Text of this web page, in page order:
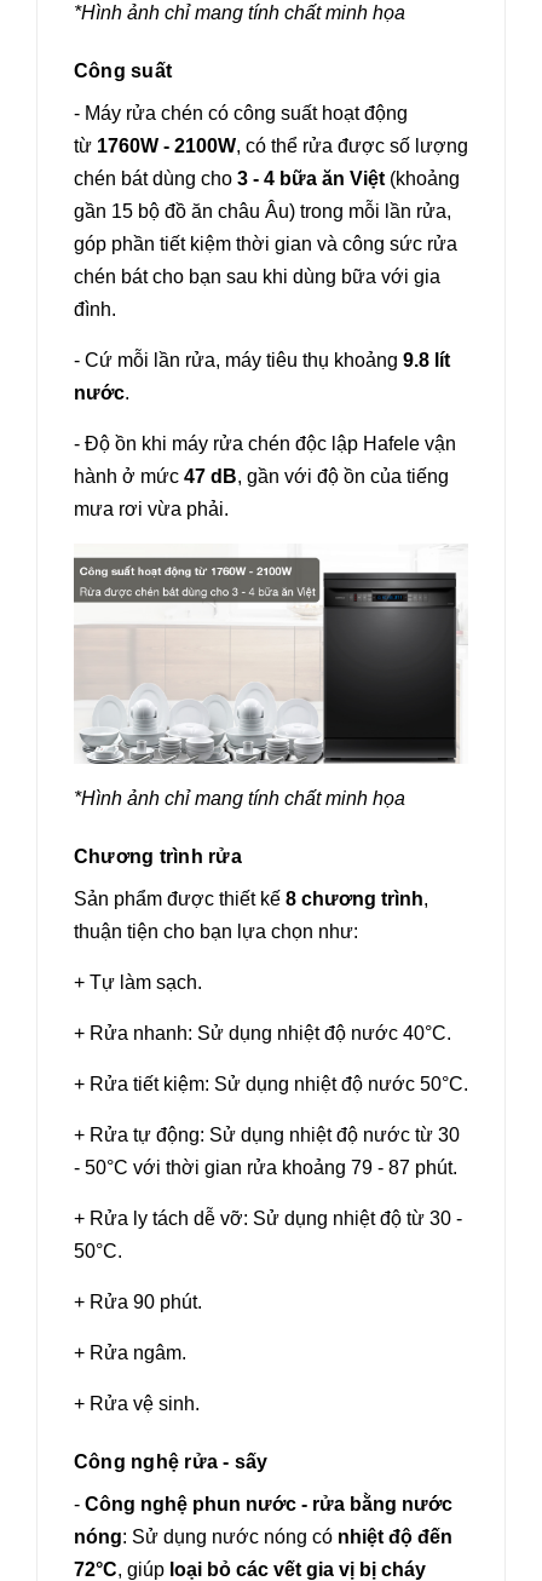
*Hình ảnh chỉ mang tính chất minh họa
Công suất
- Máy rửa chén có công suất hoạt động
từ 1760W - 2100W, có thể rửa được số lượng
chén bát dùng cho 3 - 4 bữa ăn Việt (khoảng
gần 15 bộ đồ ăn châu Âu) trong mỗi lần rửa,
góp phần tiết kiệm thời gian và công sức rửa
chén bát cho bạn sau khi dùng bữa với gia
đình.
- Cứ mỗi lần rửa, máy tiêu thụ khoảng 9.8 lít
nước.
- Độ ồn khi máy rửa chén độc lập Hafele vận
hành ở mức 47 dB, gần với độ ồn của tiếng
mưa rơi vừa phải.
*Hình ảnh chỉ mang tính chất minh họa
Chương trình rửa
Sản phẩm được thiết kế 8 chương trình,
thuận tiện cho bạn lựa chọn như:
+ Tự làm sạch.
+ Rửa nhanh: Sử dụng nhiệt độ nước 40°C.
+ Rửa tiết kiệm: Sử dụng nhiệt độ nước 50°C.
+ Rửa tự động: Sử dụng nhiệt độ nước từ 30
- 50°C với thời gian rửa khoảng 79 - 87 phút.
+ Rửa ly tách dễ vỡ: Sử dụng nhiệt độ từ 30 -
50°C.
+ Rửa 90 phút.
+ Rửa ngâm.
+ Rửa vệ sinh.
Công nghệ rửa - sấy
- Công nghệ phun nước - rửa bằng nước
nóng: Sử dụng nước nóng có nhiệt độ đến
72°C, giúp loại bỏ các vết gia vị bị cháy